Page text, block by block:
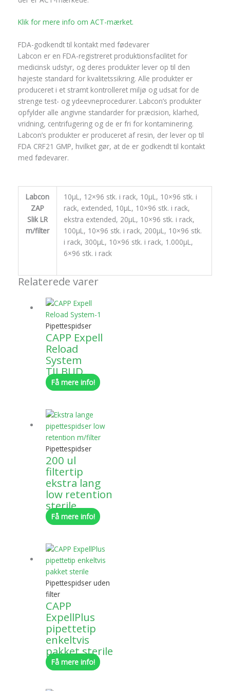
Klik for mere info om ACT-mærket.
FDA-godkendt til kontakt med fødevarer
Labcon er en FDA-registreret produktionsfacilitet for
medicinsk udstyr, og deres produkter lever op til den
højeste standard for kvalitetssikring. Alle produkter er
produceret i et stramt kontrolleret miljø og udsat for de
strenge test- og ydeevneprocedurer. Labcon’s produkter
opfylder alle angivne standarder for præcision, klarhed,
vridning, centrifugering og de er fri for kontaminering.
Labcon’s produkter er produceret af resin, der lever op til
FDA CRF21 GMP, hvilket gør, at de er godkendt til kontakt
med fødevarer.
Labcon
ZAP
Slik LR
m/filter
10µL, 12×96 stk. i rack, 10µL, 10×96 stk. i
rack, extended, 10µL, 10×96 stk. i rack,
ekstra extended, 20µL, 10×96 stk. i rack,
100µL, 10×96 stk. i rack, 200µL, 10×96 stk.
i rack, 300µL, 10×96 stk. i rack, 1.000µL,
6×96 stk. i rack
Relaterede varer
Pipettespidser
CAPP Expell
Reload
System
TILBUD
Få mere info!
Pipettespidser
200 ul
filtertip
ekstra lang
low retention
sterile
Få mere info!
Pipettespidser uden
filter
CAPP
ExpellPlus
pipettetip
enkeltvis
pakket sterile
Få mere info!